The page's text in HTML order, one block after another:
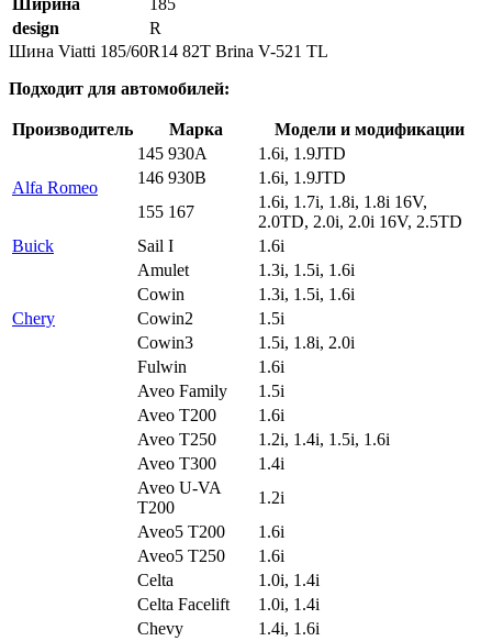
design
R
Шина Viatti 185/60R14 82T Brina V-521 TL
Подходит для автомобилей:
Производитель Марка Модели и модификации
Alfa Romeo
145 930A
1.6i, 1.9JTD
146 930B
1.6i, 1.9JTD
155 167
1.6i, 1.7i, 1.8i, 1.8i 16V,
2.0TD, 2.0i, 2.0i 16V, 2.5TD
Buick
Sail I 1.6i
Chery
Amulet
1.3i, 1.5i, 1.6i
Cowin
1.3i, 1.5i, 1.6i
Cowin2
1.5i
Cowin3
1.5i, 1.8i, 2.0i
Fulwin
1.6i
Aveo Family
1.5i
Aveo T200
1.6i
Aveo T250
1.2i, 1.4i, 1.5i, 1.6i
Aveo T300
1.4i
Aveo U-VA
T200
1.2i
Aveo5 T200
1.6i
Aveo5 T250
1.6i
Celta
1.0i, 1.4i
Celta Facelift
1.0i, 1.4i
Chevy
1.4i, 1.6i